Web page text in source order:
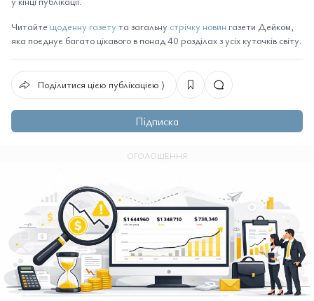
Читайте щоденну газету та загальну стрічку новин газети Дейком,
яка поєднує багато цікавого в понад 40 розділах з усіх куточків світу.
Поділитися цією публікацією ⟩
Підписка
ОГОЛОШЕННЯ